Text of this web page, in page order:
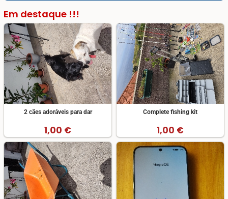
Em destaque !!!
2 cães adoráveis para dar
1,00 €
Complete fishing kit
1,00 €